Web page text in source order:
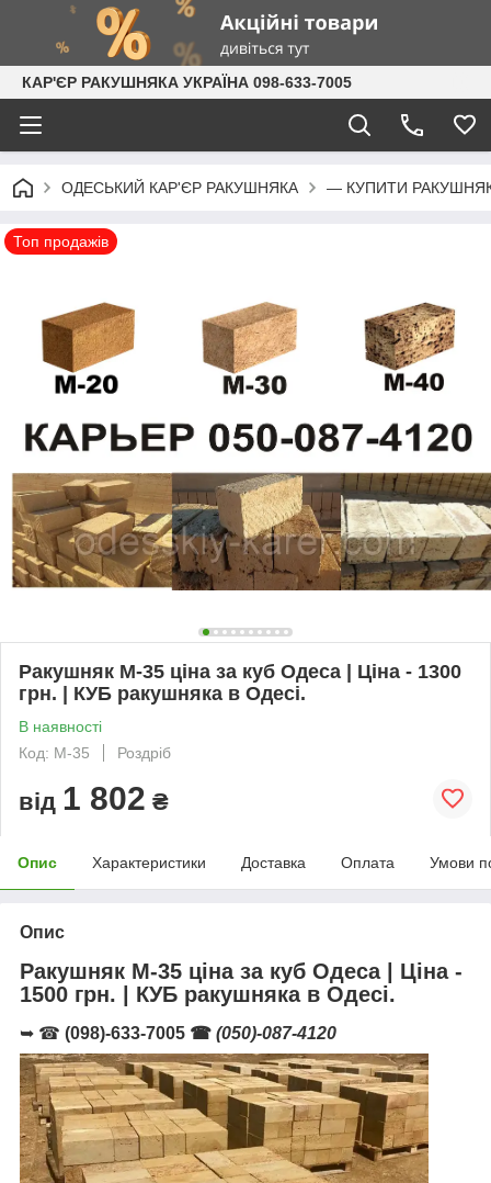
КАР'ЄР РАКУШНЯКА УКРАЇНА 098-633-7005
ОДЕСЬКИЙ КАР'ЄР РАКУШНЯКА — КУПИТИ
Топ продажів
Ракушняк М-35 ціна за куб Одеса | Ціна - 1300
грн. | КУБ ракушняка в Одесі.
В наявності
Код: М-35
Роздріб
від 1 802 ₴
Опис Характеристики Доставка Оплата Умови
Опис
Ракушняк М-35 ціна за куб Одеса | Ціна -
1500 грн. | КУБ ракушняка в Одесі.
➥ ☎ (098)-633-7005 ☎ (050)-087-4120